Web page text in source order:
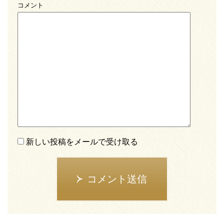
コメント
新しい投稿をメールで受け取る
コメント送信